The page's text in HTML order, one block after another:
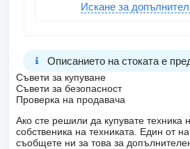
Искане за
Описанието на стоката е
Съвети за купуване
Съвети за безопасност
Проверка на продавача
Ако сте решили да купувате
собственика на техниката. Един от
съобщете ни за това за